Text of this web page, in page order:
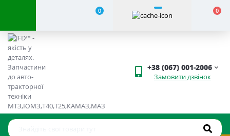
0 0
+38 (067) 001-2006
Замовити дзвінок